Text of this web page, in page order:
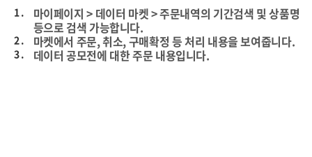
1 .
마이페이지 > 데이터 마켓 > 주문내역의 기간검색 및 상품명
등으로 검색 가능합니다.
2 . 마켓에서 주문, 취소, 구매확정 등 처리 내용을 보여줍니다.
3 . 데이터 공모전에 대한 주문 내용입니다.